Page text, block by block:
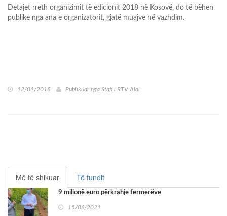
Detajet rreth organizimit të edicionit 2018 në Kosovë, do të bëhen
publike nga ana e organizatorit, gjatë muajve në vazhdim.
12/01/2018 Publikuar nga Stafi i RTV Aldi
Më të shikuar Të fundit
9 milionë euro përkrahje fermerëve
15/06/2021